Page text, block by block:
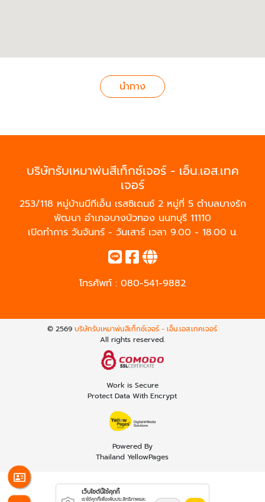
นำทาง
บริษัทรับเหมาพ่นสีเท็กซ์เจอร์ - เอ็น.เอส.เทค
เจอร์
253/118 หมู่บ้านบีทีเอ็น เรสซิเดนซ์ 2 หมู่ที่ 5 ตำบลบางรัก
พัฒนา อำเภอบางบัวทอง นนทบุรี 11110
เปิดทำการ วันจันทร์ - วันเสาร์ เวลา 9.00 - 18.00 น.
โทรศัพท์ : 080-541-9882
© 2569บริษัทรับเหมาพ่นสีเท็กซ์เจอร์ - เอ็น.เอส.เทคเจอร์
All rights reserved.
Work is Secure
Protect Data With Encrypt
Powered By
Thailand YellowPages
เว็บไซต์นี้ใช้คุกกี้
เราใช้คุกกี้เพื่อเพิ่มประสิทธิภาพและ